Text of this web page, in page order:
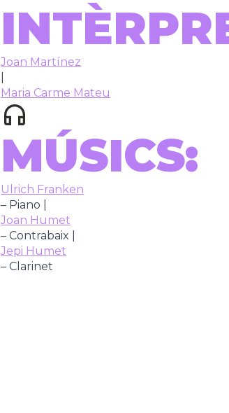
Joan Martínez
Maria Carme Mateu
MÚSICS:
Ulrich Franken
– Piano |
Joan Humet
– Contrabaix |
Jepi Humet
– Clarinet